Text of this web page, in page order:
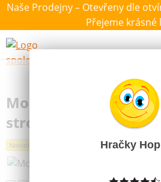
Naše Prodejny – Otevřeny dle
Přejeme krásné
Výběr hraček
Moravská Ústředna
strojek plyšová hračka
Novinka Hračky